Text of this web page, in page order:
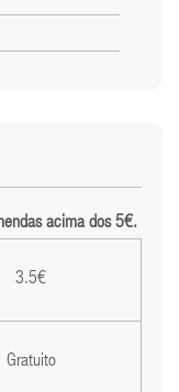
acima dos 5€.
3.5€
Gratuito